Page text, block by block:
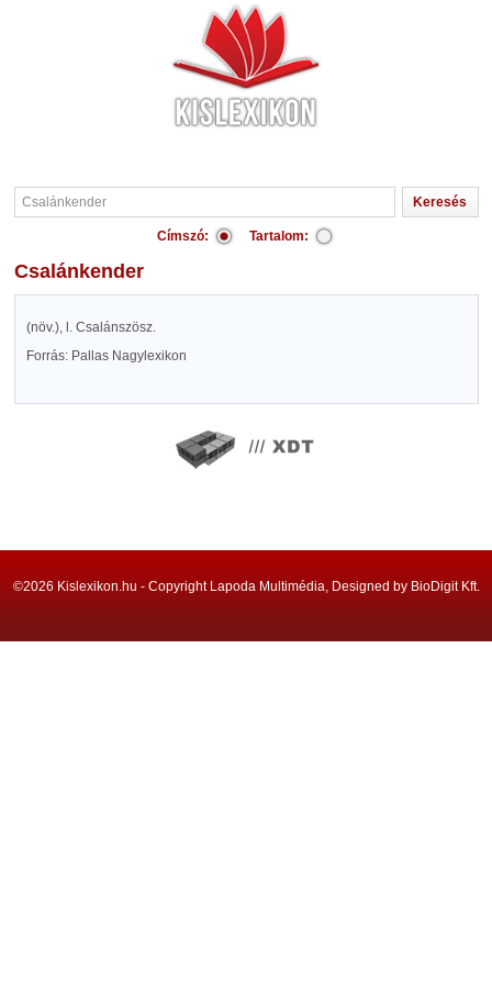
Címszó: Tartalom:
Csalánkender
(növ.), l. Csalánszösz.
Forrás: Pallas Nagylexikon
©2026 Kislexikon.hu - Copyright Lapoda Multimédia, Designed by BioDigit Kft.